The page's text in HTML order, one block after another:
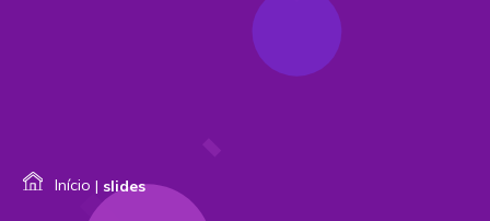
Início | slides